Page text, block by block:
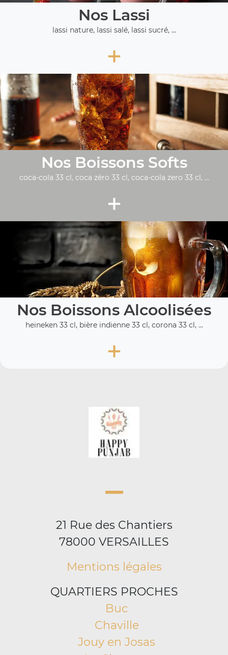
Nos Lassi
lassi nature, lassi salé, lassi sucré, ...
+
Nos Boissons Softs
coca-cola 33 cl, coca zéro 33 cl, coca-cola zero 33 cl, ...
+
Nos Boissons Alcoolisées
heineken 33 cl, bière indienne 33 cl, corona 33 cl, ...
+
21 Rue des Chantiers
78000 VERSAILLES
Mentions légales
QUARTIERS PROCHES
Buc
Chaville
Jouy en Josas